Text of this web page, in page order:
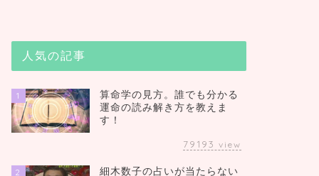
人気の記事
1
算命学の見方。誰でも分かる
運命の読み解き方を教えま
す！
79193 view
2 細木数子の占いが当たらない